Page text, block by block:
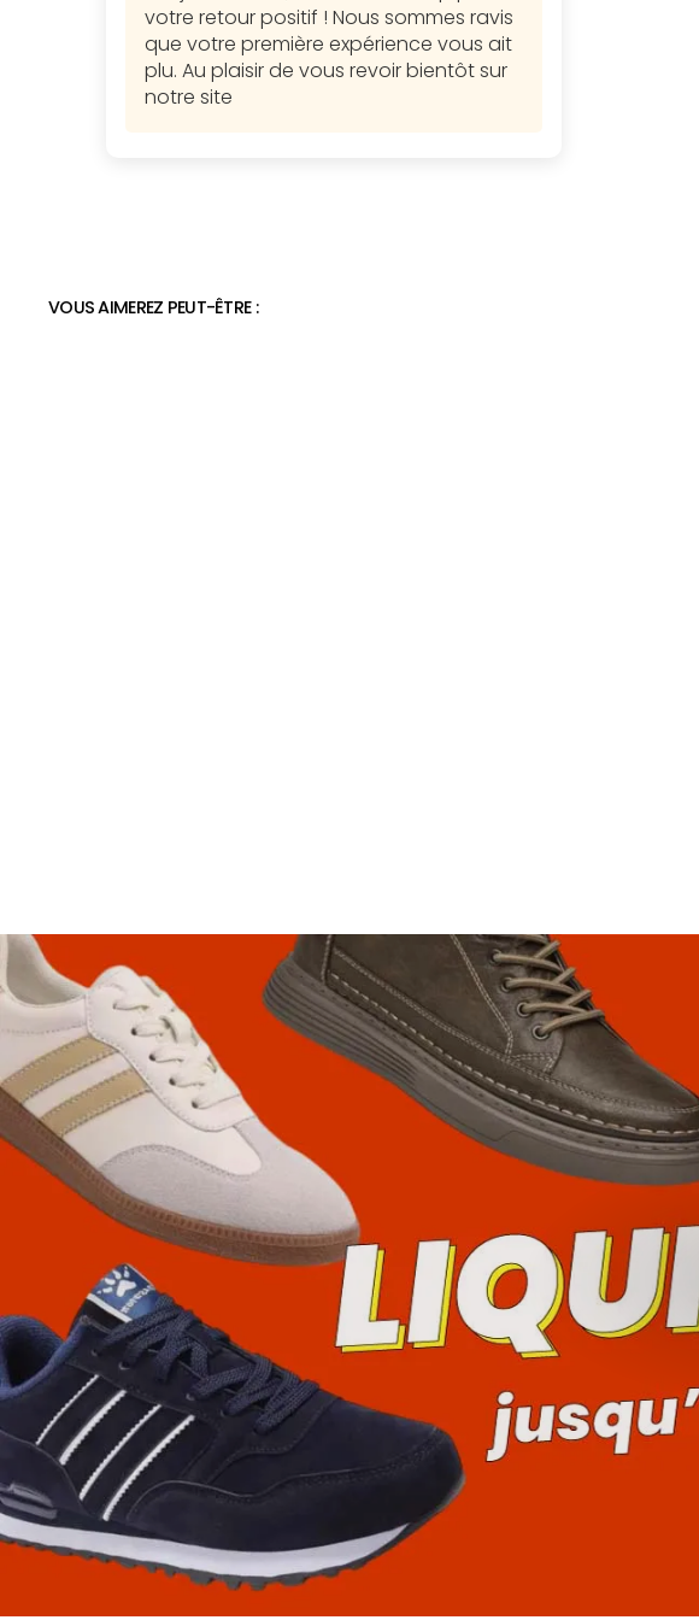
votre retour positif ! Nous sommes ravis
que votre première expérience vous ait
plu. Au plaisir de vous revoir bientôt sur
notre site
VOUS AIMEREZ PEUT-ÊTRE :